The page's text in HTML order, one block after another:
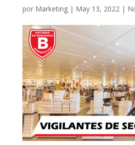
por Marketing| May 13, 2022|